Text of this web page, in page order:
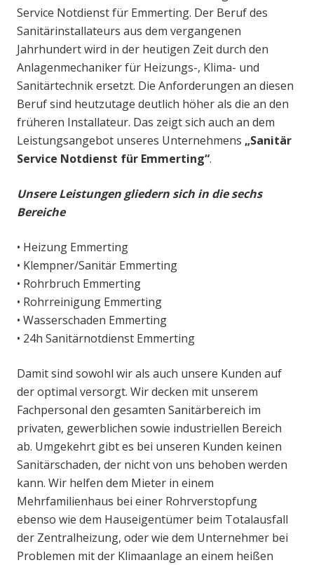
Service Notdienst für Emmerting. Der Beruf des
Sanitärinstallateurs aus dem vergangenen
Jahrhundert wird in der heutigen Zeit durch den
Anlagenmechaniker für Heizungs-, Klima- und
Sanitärtechnik ersetzt. Die Anforderungen an diesen
Beruf sind heutzutage deutlich höher als die an den
früheren Installateur. Das zeigt sich auch an dem
Leistungsangebot unseres Unternehmens „Sanitär
Service Notdienst für Emmerting“.
Unsere Leistungen gliedern sich in die sechs
Bereiche
• Heizung Emmerting
• Klempner/Sanitär Emmerting
• Rohrbruch Emmerting
• Rohrreinigung Emmerting
• Wasserschaden Emmerting
• 24h Sanitärnotdienst Emmerting
Damit sind sowohl wir als auch unsere Kunden auf
der optimal versorgt. Wir decken mit unserem
Fachpersonal den gesamten Sanitärbereich im
privaten, gewerblichen sowie industriellen Bereich
ab. Umgekehrt gibt es bei unseren Kunden keinen
Sanitärschaden, der nicht von uns behoben werden
kann. Wir helfen dem Mieter in einem
Mehrfamilienhaus bei einer Rohrverstopfung
ebenso wie dem Hauseigentümer beim Totalausfall
der Zentralheizung, oder wie dem Unternehmer bei
Problemen mit der Klimaanlage an einem heißen